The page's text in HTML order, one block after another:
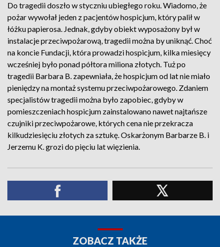
Do tragedii doszło w styczniu ubiegłego roku. Wiadomo, że
pożar wywołał jeden z pacjentów hospicjum, który palił w
łóżku papierosa. Jednak, gdyby obiekt wyposażony był w
instalacje przeciwpożarową, tragedii można by uniknąć. Choć
na koncie Fundacji, która prowadzi hospicjum, kilka miesięcy
wcześniej było ponad półtora miliona złotych. Tuż po
tragedii Barbara B. zapewniała, że hospicjum od lat nie miało
pieniędzy na montaż systemu przeciwpożarowego. Zdaniem
specjalistów tragedii można było zapobiec, gdyby w
pomieszczeniach hospicjum zainstalowano nawet najtańsze
czujniki przeciwpożarowe, których cena nie przekracza
kilkudziesięciu złotych za sztukę. Oskarżonym Barbarze B. i
Jerzemu K. grozi do pięciu lat więzienia.
ZOBACZ TAKŻE